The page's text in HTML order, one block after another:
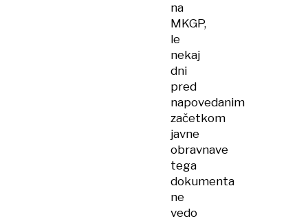
na
MKGP,
le
nekaj
dni
pred
napovedanim
začetkom
javne
obravnave
tega
dokumenta
ne
vedo